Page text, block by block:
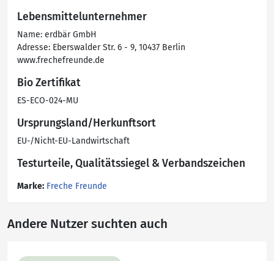
Lebensmittelunternehmer
Name: erdbär GmbH
Adresse: Eberswalder Str. 6 - 9, 10437 Berlin
www.frechefreunde.de
Bio Zertifikat
ES-ECO-024-MU
Ursprungsland/Herkunftsort
EU-/Nicht-EU-Landwirtschaft
Testurteile, Qualitätssiegel & Verbandszeichen
Marke: Freche Freunde
Andere Nutzer suchten auch